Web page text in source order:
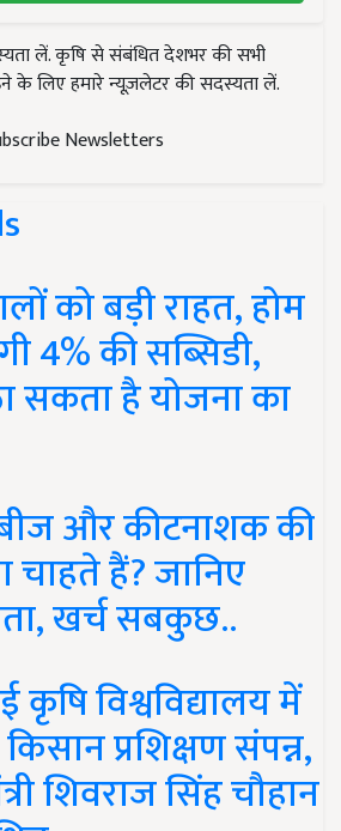
लें. कृषि से संबंधित देशभर की सभी
के लिए हमारे न्यूज़लेटर की सदस्यता लें.
Newsletters
को बड़ी राहत, होम
4% की सब्सिडी,
सकता है योजना का
और कीटनाशक की
हैं? जानिए
खर्च सबकुछ..
कृषि विश्वविद्यालय में
प्रशिक्षण संपन्न,
शिवराज सिंह चौहान